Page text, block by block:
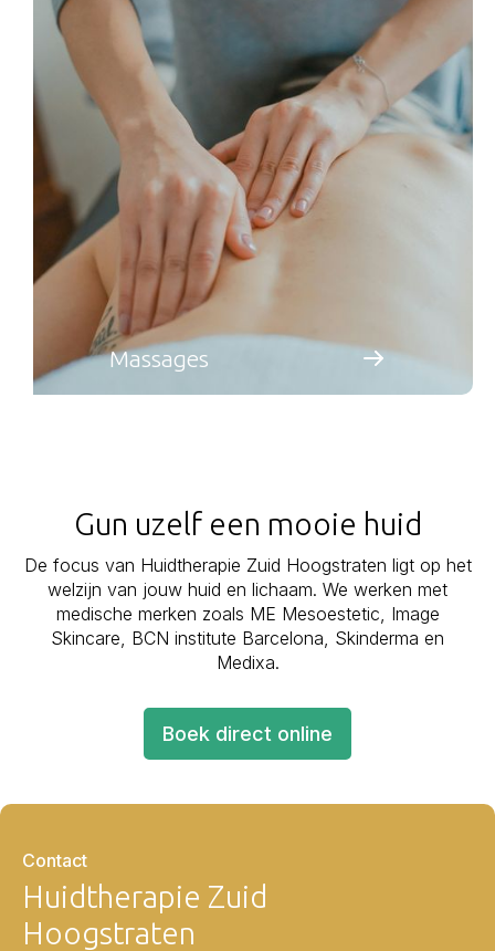
Massages
Gun uzelf een mooie huid
De focus van Huidtherapie Zuid Hoogstraten ligt op het
welzijn van jouw huid en lichaam. We werken met
medische merken zoals ME Mesoestetic, Image
Skincare, BCN institute Barcelona, Skinderma en
Medixa.
Boek direct online
Contact
Huidtherapie Zuid
Hoogstraten